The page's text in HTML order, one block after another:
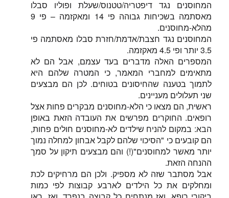
המחוסנים נגד דיפטריה/טטנוס/שעלת ופוליו סבלו
מאסתמה בשכיחות גבוהה פי 14 ומאקזמה – פי 9
מהלא-מחוסנים.
המחוסנים נגד חצבת/אדמת/חזרת סבלו מאסתמה פי
3.5 יותר ופי 4.5 מאקזמה.
המספרים האלה מדברים בעד עצמם, אבל הם לא
מתאימים למחברי המאמר, כי המטרה שלהם היא
לתמוך בטענה שהחיסונים בטוחים. לכן הם מבצעים
שני תעלולים מעניינים.
ראשית, הם מצאו כי הלא-מחוסנים מבקרים פחות אצל
רופאים. החוקרים מפרשים את העובדה הזאת באופן
הבא: במקום להניח שילדים לא-מחוסנים חולים פחות,
הם קובעים כי "הסיכוי שלהם לקבל אבחון למחלה נמוך
יותר מאשר למחוסנים"(!) והם מבצעים תיקון על סמך
ההנחה הזאת.
אבל מסתבר שזה לא מספיק. ולכן הם מרחיקים לכת
ומחלקים את כל הילדים לארבע קבוצות לפי כמות